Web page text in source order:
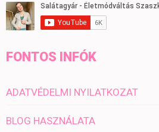
FONTOS INFÓK
ADATVÉDELMI NYILATKOZAT
BLOG HASZNÁLATA